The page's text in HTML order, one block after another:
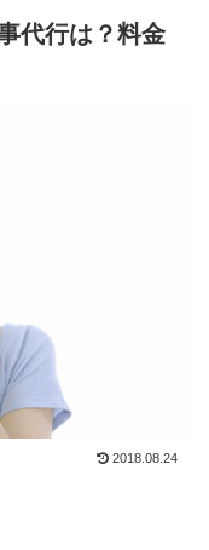
代行は？料金
2018.08.24